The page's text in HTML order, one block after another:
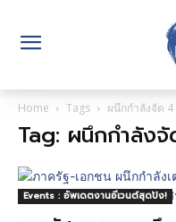
Home Tags ผนึกกำลังจัด
Tag: ผนึกกำลัง
Events : อัพเดตงานอีเวนต์สุดปัง!